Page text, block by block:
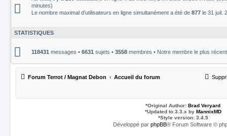
minutes)
Le nombre maximal d’utilisateurs en ligne simultanément a été de 877 le 31 juil.
STATISTIQUES
118431 messages • 6631 sujets • 3558 membres • Notre membre le plus
Forum Terrot / Magnat Debon Accueil du forum
*Original Author: Brad Veryard
*Updated to 3.3.x by MannixMD
*Style version: 3.4.5
Développé par phpBB® Forum Software ©